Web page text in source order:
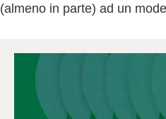
(almeno in parte) ad un